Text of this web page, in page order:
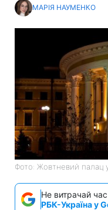
МАРІЯ НАУМЕНКО
Фото: Жовтневий палац
Не витрачай
РБК-Україна у